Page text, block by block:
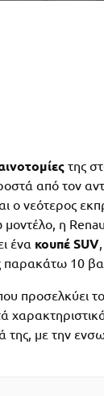
της
από τον
νεότερος
η
ένα κουπέ SUV
10
προσελκύει
της, με την